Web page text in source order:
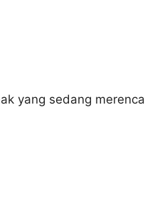
yang sedang